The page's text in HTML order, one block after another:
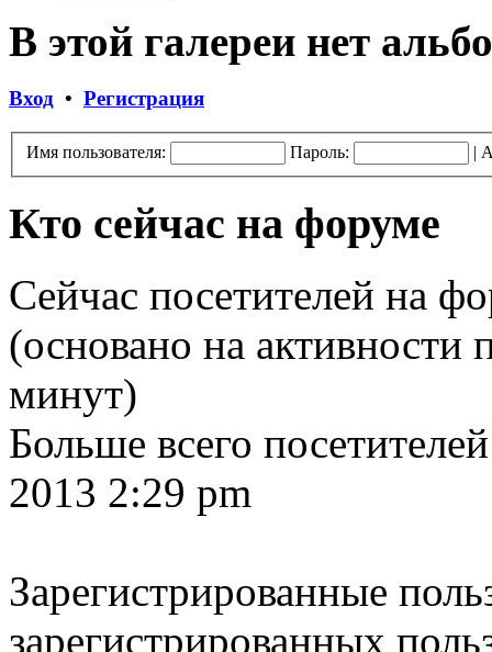
В этой галереи нет
Вход • Регистрация
Имя пользователя: Пароль: |
Кто сейчас на форуме
Сейчас посетителей на
(основано на активности
минут)
Больше всего
2013 2:29 pm
Зарегистрированные
зарегистрированных